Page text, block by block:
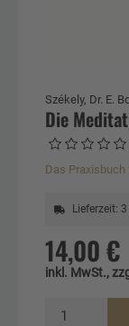
Székely, Dr. E.
Die
Das Praxisbuch
Lieferzeit:
14,00 €
inkl. MwSt.,